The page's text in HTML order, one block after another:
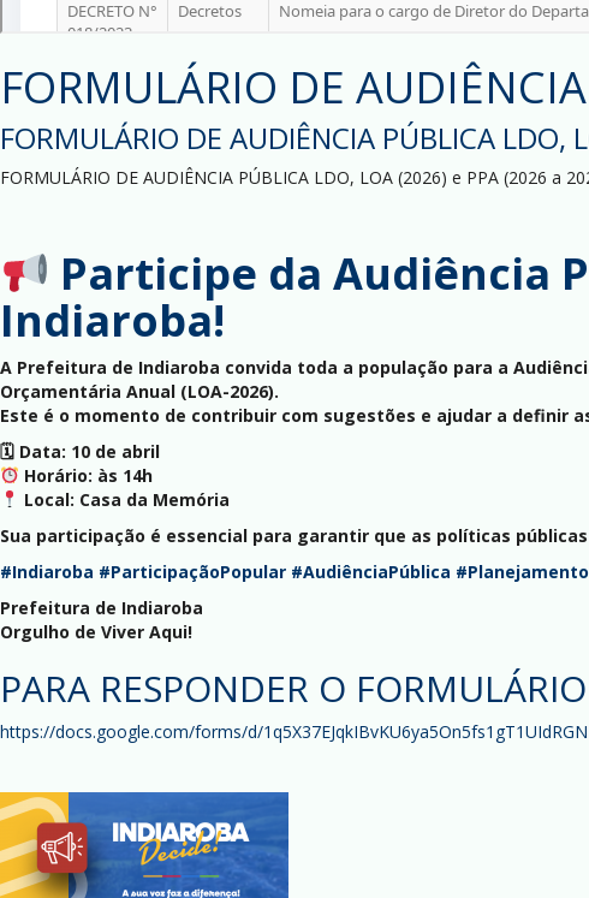
FORMULÁRIO DE
FORMULÁRIO DE AUDIÊNCIA PÚBLICA
FORMULÁRIO DE AUDIÊNCIA PÚBLICA LDO, LOA (2026) e PPA (2026 a
Participe da Audiência
Indiaroba!
A Prefeitura de Indiaroba convida toda a população para a
Orçamentária Anual (LOA-2026).
Este é o momento de contribuir com sugestões e ajudar a definir
🗓 Data: 10 de abril
Horário: às 14h
Local: Casa da Memória
Sua participação é essencial para garantir que as políticas
#Indiaroba #ParticipaçãoPopular #AudiênciaPública #Planejamento
Prefeitura de Indiaroba
Orgulho de Viver Aqui!
PARA RESPONDER O
https://docs.google.com/forms/d/